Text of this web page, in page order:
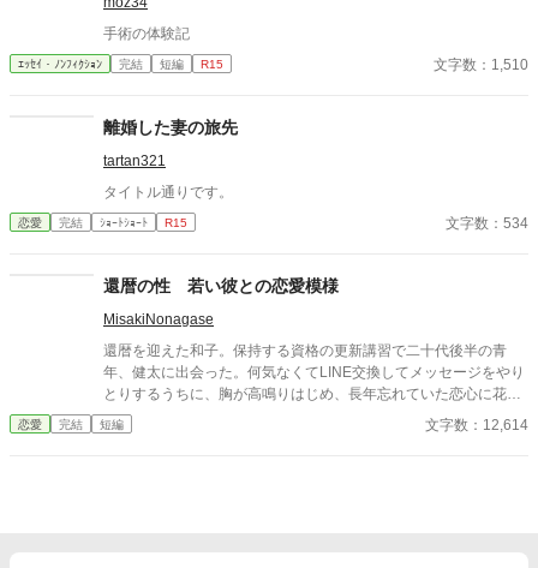
と大学生、甘くちょっぴり刺激的な同居生活（？）がはじまる。
手術の体験記
ｴｯｾｲ・ﾉﾝﾌｨｸｼｮﾝ 完結 短編 R15 文字数：1,510
離婚した妻の旅先
tartan321
タイトル通りです。
恋愛 完結 ｼｮｰﾄｼｮｰﾄ R15 文字数：534
還暦の性 若い彼との恋愛模様
MisakiNonagase
還暦を迎えた和子。保持する資格の更新講習で二十代後半の青
年、健太に出会った。何気なくてLINE交換してメッセージをやり
とりするうちに、胸が高鳴りはじめ、長年忘れていた恋心に花が
咲く。 そんな還暦女性と二十代の青年の恋模様。 その後、結婚、
そして永遠の別れまでを描いたストーリーです。 全7話
恋愛 完結 短編 文字数：12,614